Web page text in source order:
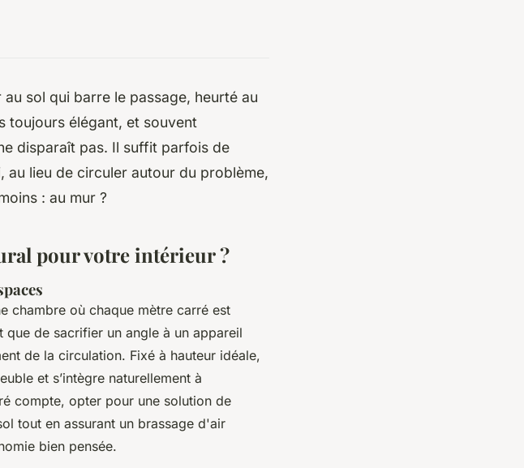
sol qui barre le passage, heurté au
toujours élégant, et souvent
disparaît pas. Il suffit parfois de
lieu de circuler autour du problème,
: au mur ?
pour votre intérieur ?
chambre où chaque mètre carré est
de sacrifier un angle à un appareil
de la circulation. Fixé à hauteur idéale,
et s’intègre naturellement à
compte, opter pour une solution de
tout en assurant un brassage d'air
bien pensée.